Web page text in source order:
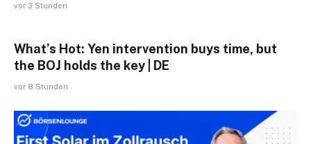
vor 3 Stunden
What’s Hot: Yen intervention buys time, but
the BOJ holds the key | DE
vor 8 Stunden